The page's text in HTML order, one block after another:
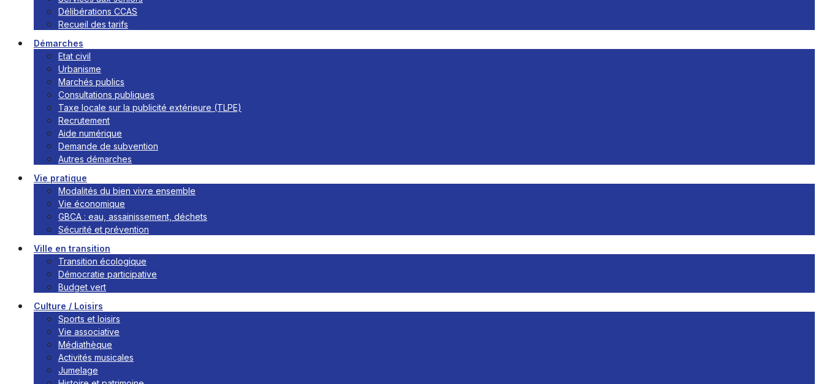
Délibérations CCAS
Recueil des tarifs
Démarches
Etat civil
Urbanisme
Marchés publics
Consultations publiques
Taxe locale sur la publicité extérieure (TLPE)
Recrutement
Aide numérique
Demande de subvention
Autres démarches
Vie pratique
Modalités du bien vivre ensemble
Vie économique
GBCA : eau, assainissement, déchets
Sécurité et prévention
Ville en transition
Transition écologique
Démocratie participative
Budget vert
Culture / Loisirs
Sports et loisirs
Vie associative
Médiathèque
Activités musicales
Jumelage